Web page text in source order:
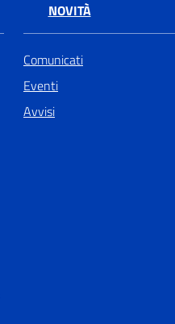
NOVITÀ
Comunicati
Eventi
Avvisi